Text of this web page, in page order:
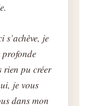
s’achève, je
profonde
rien pu créer
je vous
dans mon